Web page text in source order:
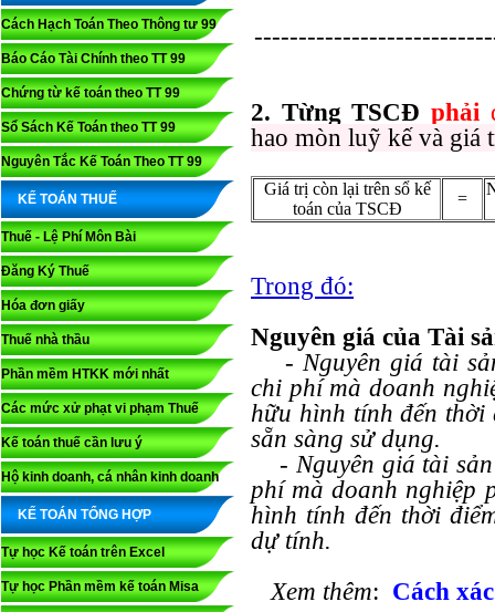
Cách Hạch Toán Theo Thông tư 99
Báo Cáo Tài Chính theo TT 99
Chứng từ kế toán theo TT 99
Sổ Sách Kế Toán theo TT 99
Nguyên Tắc Kế Toán Theo TT 99
KẾ TOÁN THUẾ
Thuế - Lệ Phí Môn Bài
Đăng Ký Thuế
Hóa đơn giấy
Thuế nhà thầu
Phần mềm HTKK mới nhất
Các mức xử phạt vi phạm Thuế
Kế toán thuế cần lưu ý
Hộ kinh doanh, cá nhân kinh doanh
KẾ TOÁN TỔNG HỢP
Tự học Kế toán trên Excel
Tự học Phần mềm kế toán Misa
2. Từng TSCĐphải
hao mòn luỹ kế và giá
Giá trị còn lại trên sổ kế
toán của TSCĐ
=
Trong đó:
Nguyên giá của Tài
- Nguyên giá tài
chi phí mà doanh
hữu hình tính đến
sẵn sàng sử dụng.
- Nguyên giá tài
phí mà doanh nghiệp
hình tính đến thời
dự tính.
Xem thêm: Cách